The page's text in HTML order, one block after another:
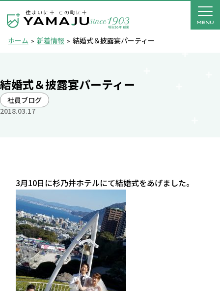
ホーム 新着情報 結婚式＆披露宴パーティー
結婚式＆披露宴パーティー
社員ブログ
2018.03.17
3月10日に杉乃井ホテルにて結婚式をあげました。